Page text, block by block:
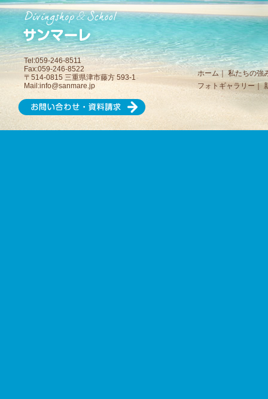
Tel:059-246-8511
Fax:059-246-8522
〒514-0815 三重県津市藤方 593-1
Mail:info@sanmare.jp
ホーム
私たちの強
フォトギャラリー｜